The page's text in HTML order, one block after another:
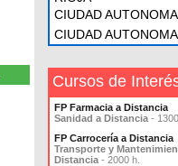
CIUDAD
CIUDAD
Cursos de
FP Farmacia a Distancia
Sanidad a Distancia -
FP Carrocería a Distancia
Transporte y
Distancia - 2000 h.